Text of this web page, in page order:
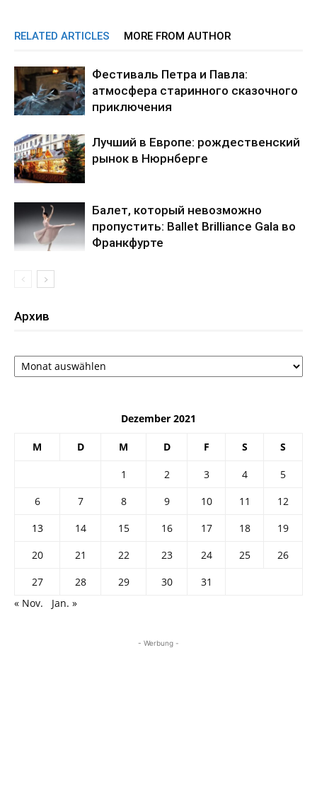
RELATED ARTICLES MORE FROM AUTHOR
Фестиваль Петра и Павла:
атмосфера старинного сказочного
приключения
Лучший в Европе: рождественский
рынок в Нюрнберге
Балет, который невозможно
пропустить: Ballet Brilliance Gala во
Франкфурте
Архив
Архив
Dezember 2021
M D M D F S S
1 2 3 4
5
6
7 8 9 10 11
12
13
14 15 16 17 18
19
20
21 22 23 24 25
26
27
28 29 30
31
« Nov.
Jan. »
- Werbung -